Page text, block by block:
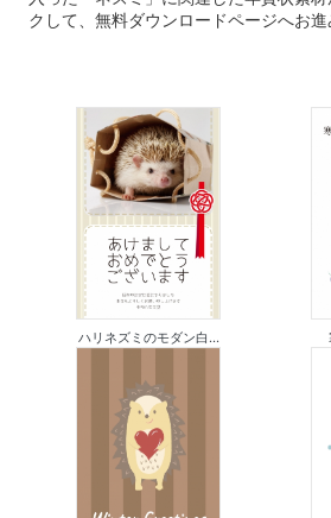
クして、無料ダウンロードページへお進
ハリネズミのモダン白...